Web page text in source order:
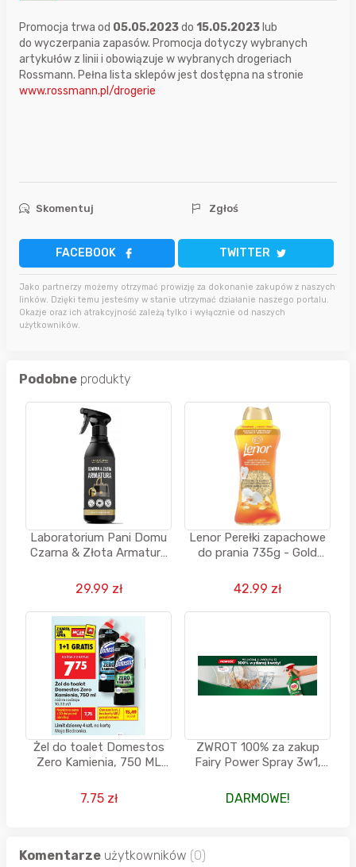
Promocja trwa od 05.05.2023do 15.05.2023 lub
do wyczerpania zapasów. Promocja dotyczy wybranych
artykułów z linii i obowiązuje w wybranych drogeriach
Rossmann. Pełna lista sklepów jest dostępna na stronie
www.rossmann.pl/drogerie
Skomentuj Zgłoś
FACEBOOK TWITTER
Jako partnerzy możemy otrzymać prowizję za dokonanie zakupów z naszych
linków. Dzięki temu jesteśmy w stanie utrzymać działanie naszego portalu.
Okazje oraz ich atrakcyjność zależą tylko i wyłącznie od naszych
użytkowników.
Podobne produkty
Laboratorium Pani Domu
Czarna & Złota Armatura
29.99 zł
Lenor Perełki zapachowe
do prania 735g - Gold
Rossmannie
42.99 zł
Żel do toalet Domestos
Zero Kamienia, 750 ML
7.75 zł
ZWROT 100% za zakup
Fairy Power Spray 3w1,
Rossmann - od
Everydayme
DARMOWE!
Komentarze użytkowników (0)